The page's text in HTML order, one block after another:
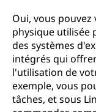
Oui, vous
physique utilisée
des systèmes
intégrés qui
l'utilisation de
exemple, vous
tâches, et sous